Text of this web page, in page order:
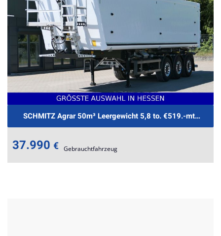
SCHMITZ Agrar 50m³ Leergewicht 5,8 to. €519.-mtl.Rate
37.990 € Gebrauchtfahrzeug